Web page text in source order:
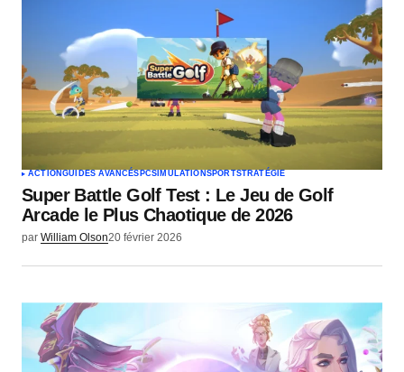
Votre nom
Votre e-mail*
Envoyer un commentaire
ACTIONGUIDES AVANCÉS PCSIMULATION SPORTSTRATÉGIE
Super Battle Golf Test : Le Jeu de Golf
Arcade le Plus Chaotique de 2026
par William Olson20 février 2026